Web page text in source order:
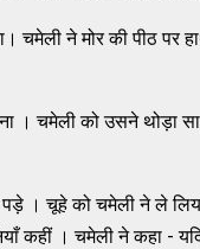
ने मोर की पीठ पर
। चमेली को उसने थोड़ा
। चूहे को चमेली ने ले
कहीं । चमेली ने कहा -